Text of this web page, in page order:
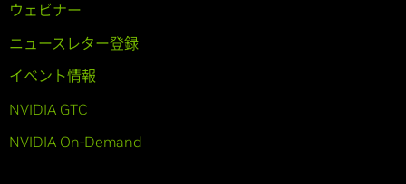
ウェビナー
ニュースレター登録
イベント情報
NVIDIA GTC
NVIDIA On-Demand